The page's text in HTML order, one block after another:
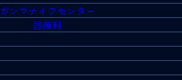
ガンマナイフセンター
診療科